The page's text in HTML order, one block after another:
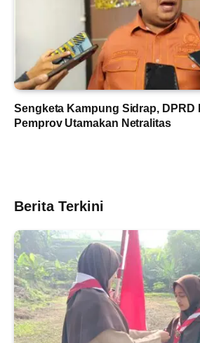
Sengketa Kampung Sidrap, DPRD
Pemprov Utamakan Netralitas
Berita Terkini